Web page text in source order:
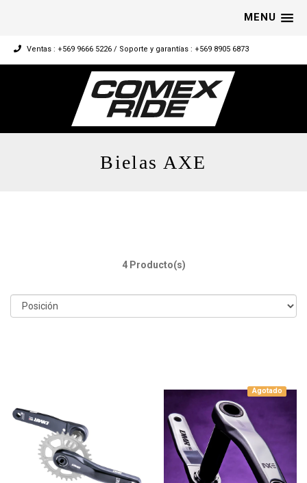
MENU
Ventas : +569 9666 5226 / Soporte y garantías : +569 8905 6873
Bielas AXE
4 Producto(s)
Agotado